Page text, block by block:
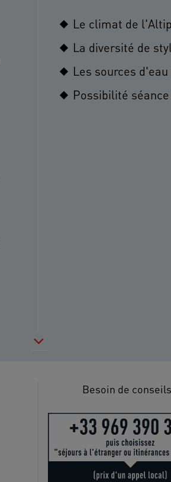
Le climat de
La diversité de
Les sources
Possibilité séance
Besoin de